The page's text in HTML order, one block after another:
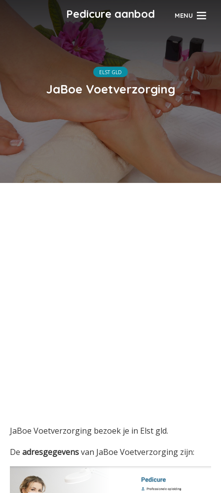
Pedicure aanbod MENU
ELST GLD
JaBoe Voetverzorging
JaBoe Voetverzorging bezoek je in Elst gld.
De adresgegevensvan JaBoe Voetverzorging zijn: